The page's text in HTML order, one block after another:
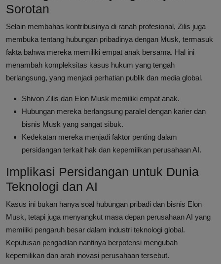
Sorotan
Selain membahas kontribusinya di ranah profesional, Zilis juga
membuka tentang hubungan pribadinya dengan Musk, termasuk
fakta bahwa mereka memiliki empat anak bersama. Hal ini
menambah kompleksitas kasus hukum yang tengah
berlangsung, yang menjadi perhatian publik dan media global.
Shivon Zilis dan Elon Musk memiliki empat anak.
Hubungan mereka berlangsung paralel dengan karier dan
bisnis Musk yang sangat sibuk.
Kedekatan mereka menjadi faktor penting dalam
persidangan terkait hak dan kepemilikan perusahaan AI.
Implikasi Persidangan untuk Dunia
Teknologi dan AI
Kasus ini bukan hanya soal hubungan pribadi dan bisnis Elon
Musk, tetapi juga menyangkut masa depan perusahaan AI yang
memiliki pengaruh besar dalam industri teknologi global.
Keputusan pengadilan nantinya berpotensi mengubah
kepemilikan dan arah inovasi perusahaan tersebut.